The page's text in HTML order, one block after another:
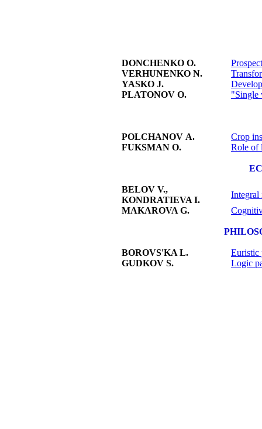
DONCHENKO O.
VERHUNENKO N.
YASKO J.
PLATONOV O.
"Single
POLCHANOV А.
Crop
FUKSMAN O.
Role of
BELOV V.,
KONDRATIEVA I.
Integral
MAKAROVA G.
BOROVS'KA L.
Euristic
GUDKOV S.
Logic